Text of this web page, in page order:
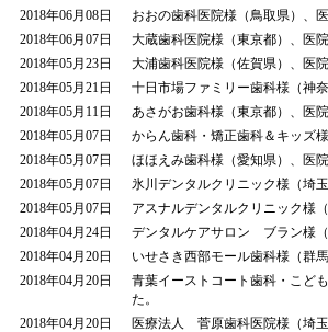
2018年06月08日
おおの歯科医院様（鳥取県）、
2018年06月07日
大蔵歯科医院様（東京都）、医
2018年05月23日
大浦歯科医院様（佐賀県）、医
2018年05月21日
十日市場ファミリー歯科様（神
2018年05月11日
あさがお歯科様（東京都）、医
2018年05月07日
からん歯科・矯正歯科＆キッズ
2018年05月07日
ほほえみ歯科様（愛知県）、医
2018年05月07日
氷川デンタルクリニック様（埼
2018年05月07日
アスナルデンタルクリニック様
2018年04月24日
デンタルケアサロン ブラン様
2018年04月20日
いせさき西部モール歯科様（群
2018年04月20日
青葉イーストコート歯科・こど
た。
2018年04月20日
医療法人 菅原歯科医院様（埼